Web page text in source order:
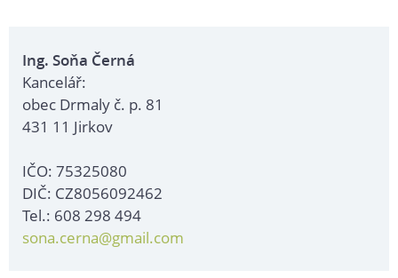
Ing. Soňa Černá
Kancelář:
obec Drmaly č. p. 81
431 11 Jirkov
IČO: 75325080
DIČ: CZ8056092462
Tel.: 608 298 494
sona.cerna@gmail.com